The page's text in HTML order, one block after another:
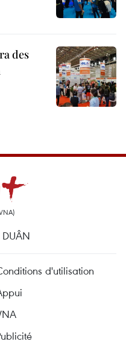
des
d'utilisation